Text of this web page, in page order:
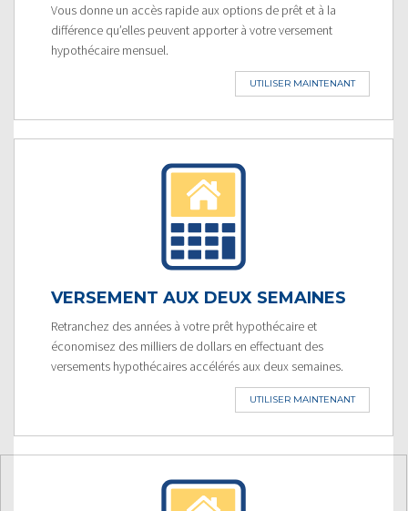
Vous donne un accès rapide aux options de prêt et à la
différence qu’elles peuvent apporter à votre versement
hypothécaire mensuel.
UTILISER MAINTENANT
VERSEMENT AUX DEUX SEMAINES
Retranchez des années à votre prêt hypothécaire et
économisez des milliers de dollars en effectuant des
versements hypothécaires accélérés aux deux semaines.
UTILISER MAINTENANT